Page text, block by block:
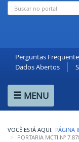
Ministério da Agricultura,
Ministério de Minas e
Ministério do Meio
Perguntas
Dados Abertos
MENU
VOCÊ ESTÁ AQUI: PÁGINA
PORTARIA MCTI Nº